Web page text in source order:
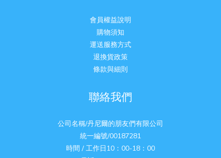
會員權益說明
購物須知
運送服務方式
退換貨政策
條款與細則
聯絡我們
公司名稱/丹尼爾的朋友們有限公司
統一編號/00187281
時間 / 工作日10：00-18：00